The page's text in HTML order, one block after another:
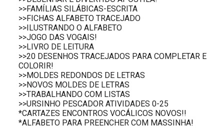
>>FAMÍLIAS SILÁBICAS-ESCRITA
>>FICHAS ALFABETO TRACEJADO
>>ILUSTRANDO O ALFABETO
>>JOGO DAS VOGAIS!
>>LIVRO DE LEITURA
>>20 DESENHOS TRACEJADOS PARA COMPLETAR E
COLORIR!
>>MOLDES REDONDOS DE LETRAS
>>NOVOS MOLDES DE LETRAS
>>TRABALHANDO COM LISTAS
>>URSINHO PESCADOR ATIVIDADES 0-25
*CARTAZES ENCONTROS VOCÁLICOS NOVOS!!
*ALFABETO PARA PREENCHER COM MASSINHA!